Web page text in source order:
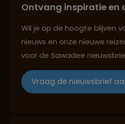
Groepsreizen mét
Ontvang inspiratie en
Wil je op de hoogte blijven
nieuws en onze nieuwe
voor de Sawadee
Vraag de nieuwsbrief